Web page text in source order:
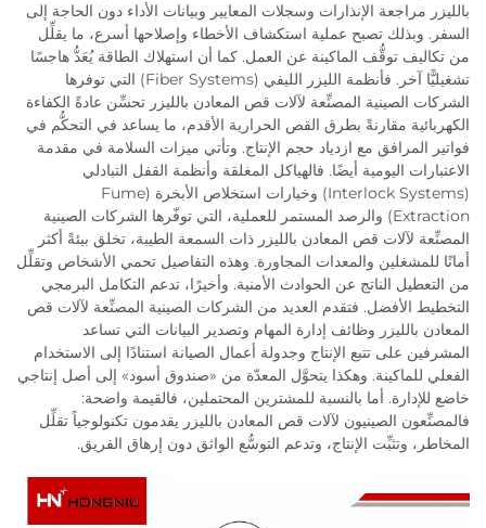
بالليزر مراجعة الإنذارات وسجلات المعايير وبيانات الأداء دون الحاجة إلى
السفر. وبذلك تصبح عملية استكشاف الأخطاء وإصلاحها أسرع، ما يقلِّل
من تكاليف توقُّف الماكينة عن العمل. كما أن استهلاك الطاقة يُعَدُّ هاجسًا
تشغيليًّا آخر. فأنظمة الليزر الليفي (Fiber Systems) التي توفرها
الشركات الصينية المصنِّعة لآلات قص المعادن بالليزر تحسِّن عادةً الكفاءة
الكهربائية مقارنةً بطرق القص الحرارية الأقدم، ما يساعد في التحكُّم في
فواتير المرافق مع ازدياد حجم الإنتاج. وتأتي ميزات السلامة في مقدمة
الاعتبارات اليومية أيضًا. فالهياكل المغلقة وأنظمة القفل التبادلي
(Interlock Systems) وخيارات استخلاص الأبخرة (Fume
Extraction) والرصد المستمر للعملية، التي توفّرها الشركات الصينية
المصنِّعة لآلات قص المعادن بالليزر ذات السمعة الطيبة، تخلق بيئةً أكثر
أمانًا للمشغلين والمعدات المجاورة. وهذه التفاصيل تحمي الأشخاص وتقلِّل
من التعطيل الناتج عن الحوادث الأمنية. وأخيرًا، تدعم التكامل البرمجي
التخطيط الأفضل. فتقدم العديد من الشركات الصينية المصنِّعة لآلات قص
المعادن بالليزر وظائف إدارة المهام وتصدير البيانات التي تساعد
المشرفين على تتبع الإنتاج وجدولة أعمال الصيانة استنادًا إلى الاستخدام
الفعلي للماكينة. وهكذا يتحوَّل المعدّة من «صندوق أسود» إلى أصل إنتاجي
خاضع للإدارة. أما بالنسبة للمشترين المحتملين، فالقيمة واضحة:
فالمصنِّعون الصينيون لآلات قص المعادن بالليزر يقدمون تكنولوجياً تقلِّل
المخاطر، وتثبِّت الإنتاج، وتدعم التوسُّع الواثق دون إرهاق الفريق.